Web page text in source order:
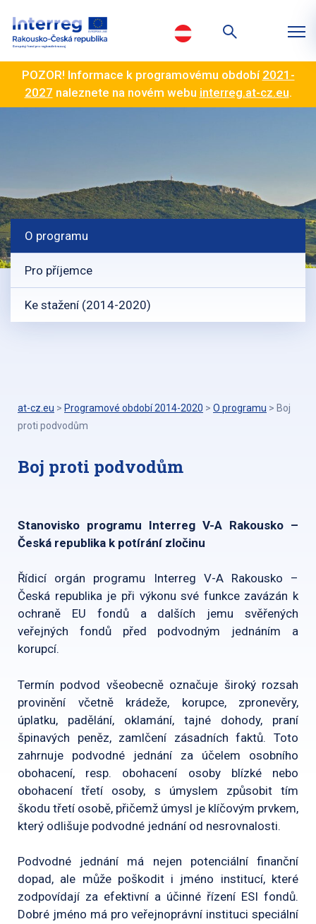
POZOR! Informace k programovému období 2021-
2027 naleznete na novém webu interreg.at-cz.eu.
O programu
Pro příjemce
Ke stažení (2014-2020)
at-cz.eu > Programové období 2014-2020 > O programu > Boj
proti podvodům
Boj proti podvodům
Stanovisko programu Interreg V-A Rakousko –
Česká republika k potírání zločinu
Řídicí orgán programu Interreg V-A Rakousko –
Česká republika je při výkonu své funkce zavázán k
ochraně EU fondů a dalších jemu svěřených
veřejných fondů před podvodným jednáním a
korupcí.
Termín podvod všeobecně označuje široký rozsah
provinění včetně krádeže, korupce, zpronevěry,
úplatku, padělání, oklamání, tajné dohody, praní
špinavých peněz, zamlčení zásadních faktů. Toto
zahrnuje podvodné jednání za účelem osobního
obohacení, resp. obohacení osoby blízké nebo
obohacení třetí osoby, s úmyslem způsobit tím
škodu třetí osobě, přičemž úmysl je klíčovým prvkem,
který odlišuje podvodné jednání od nesrovnalosti.
Podvodné jednání má nejen potenciální finanční
dopad, ale může poškodit i jméno institucí, které
zodpovídají za efektivní a účinné řízení ESI fondů.
Dobré jméno má pro veřejnoprávní instituci speciální